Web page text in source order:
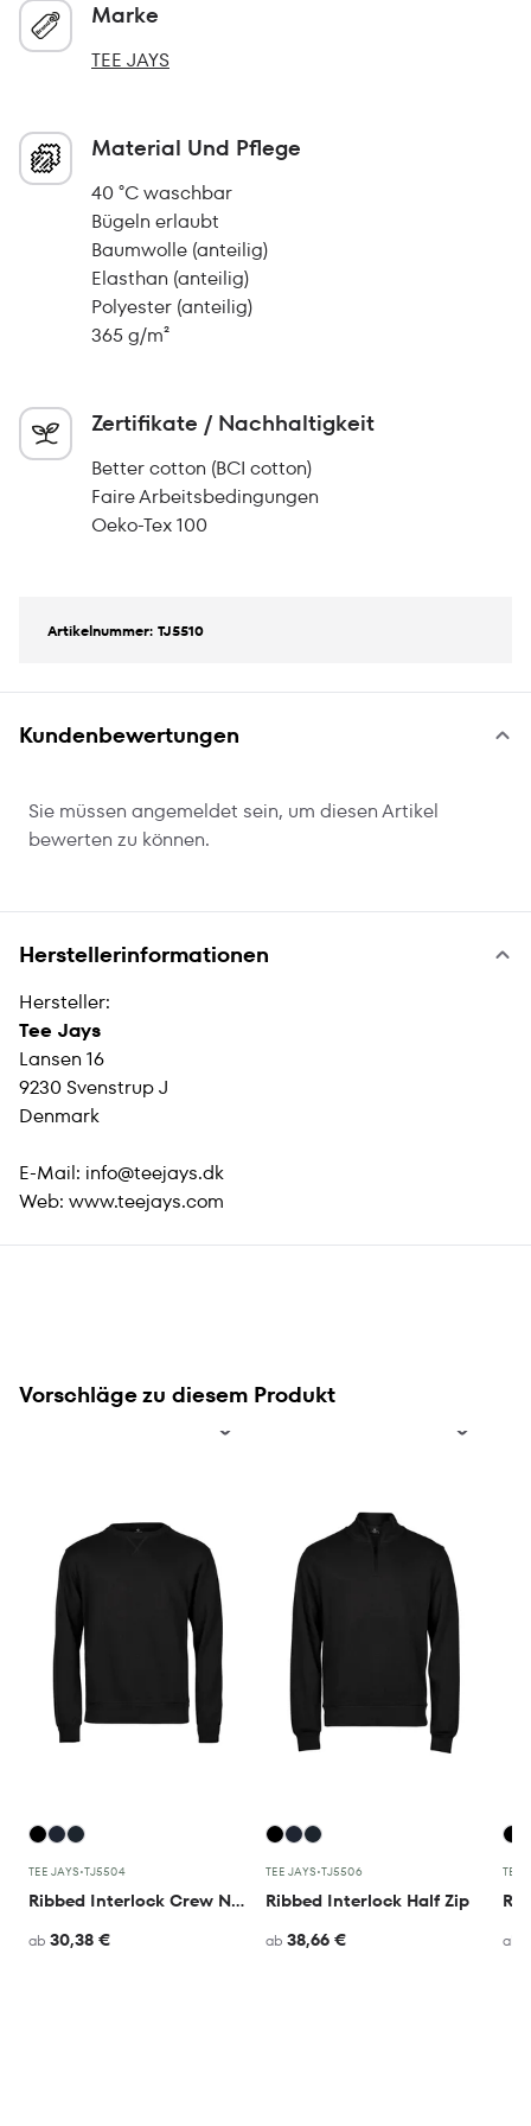
Marke
TEE JAYS
Material Und Pflege
40 °C waschbar
Bügeln erlaubt
Baumwolle (anteilig)
Elasthan (anteilig)
Polyester (anteilig)
365 g/m²
Zertifikate / Nachhaltigkeit
Better cotton (BCI cotton)
Faire Arbeitsbedingungen
Oeko-Tex 100
Artikelnummer: TJ5510
Kundenbewertungen
Sie müssen angemeldet sein, um diesen Artikel
bewerten zu können.
Herstellerinformationen
Hersteller:
Tee Jays
Lansen 16
9230 Svenstrup J
Denmark
E-Mail: info@teejays.dk
Web: www.teejays.com
Vorschläge zu diesem Produkt
TEE JAYS•TJ5504
Ribbed Interlock Crew Neck
ab 30,38 €
TEE JAYS•TJ5506
Ribbed Interlock Half Zip
ab 38,66 €
TEE
ab